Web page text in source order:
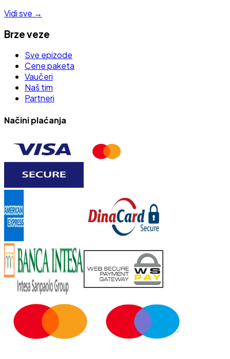
Vidi sve →
Brze veze
Sve epizode
Cene paketa
Vaučeri
Naš tim
Partneri
Načini plaćanja